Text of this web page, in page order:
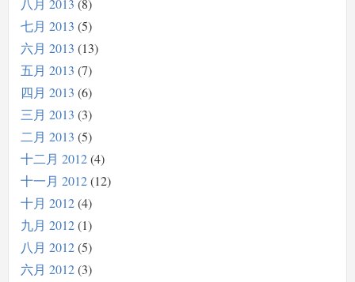
八月 2013 8
七月 2013 5
六月 2013 13
五月 2013 7
四月 2013 6
三月 2013 3
二月 2013 5
十二月 2012 4
十一月 2012 12
十月 2012 4
九月 2012 1
八月 2012 5
六月 2012 3